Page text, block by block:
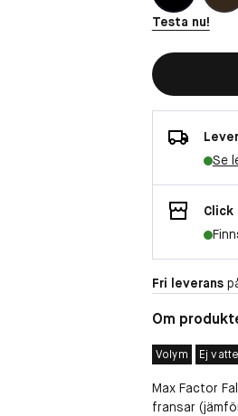
Testa nu!
Se
Fri leverans
Om
Volym Ej
Max Factor
fransar